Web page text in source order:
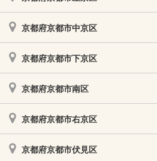
京都府京都市中京区
京都府京都市下京区
京都府京都市南区
京都府京都市右京区
京都府京都市伏見区